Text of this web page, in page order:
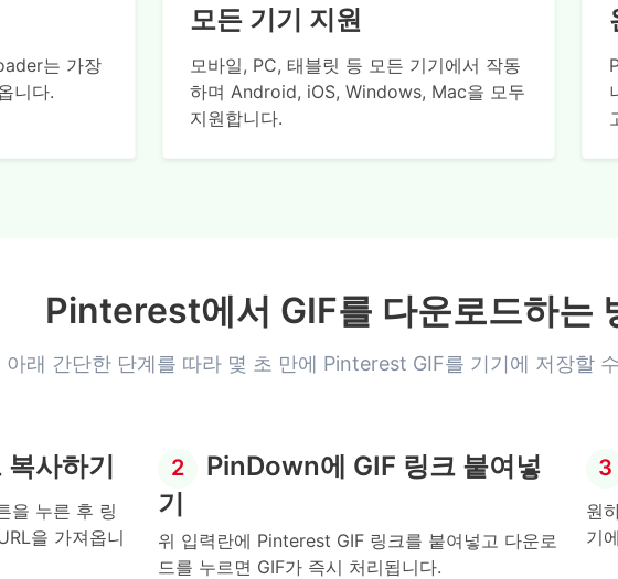
는 가장
니다.
모든 기기 지원
모바일, PC, 태블릿 등 모든 기기에서 작동
하며 Android, iOS, Windows, Mac을 모두
지원합니다.
Pinterest에서 GIF를 다운로드하는
아래 간단한 단계를 따라 몇 초 만에 Pinterest GIF를 기기에 저장할
사하기
을 누른 후 링
을 가져옵니
2
PinDown에 GIF 링크 붙여넣
기
위 입력란에 Pinterest GIF 링크를 붙여넣고 다운로
드를 누르면 GIF가 즉시 처리됩니다.
3
원
기